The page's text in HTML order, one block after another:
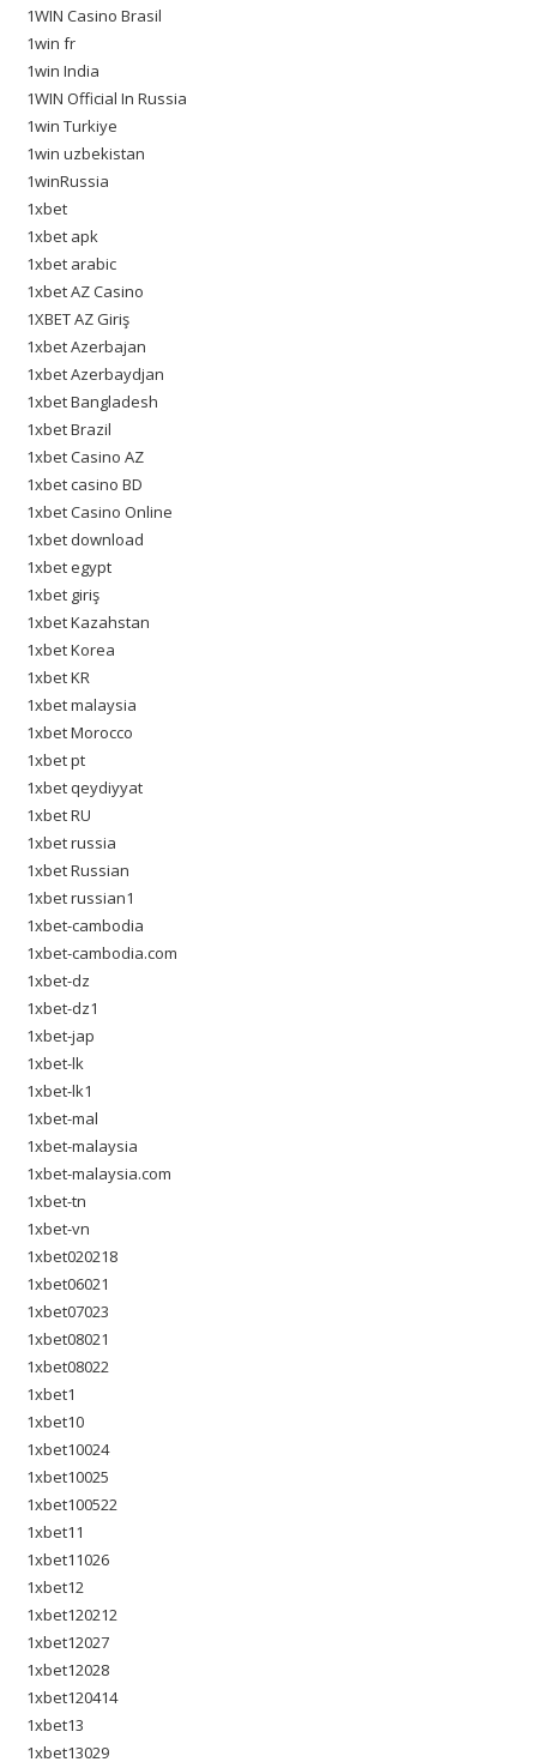
1WIN Casino Brasil
1win fr
1win India
1WIN Official In Russia
1win Turkiye
1win uzbekistan
1winRussia
1xbet
1xbet apk
1xbet arabic
1xbet AZ Casino
1XBET AZ Giriş
1xbet Azerbajan
1xbet Azerbaydjan
1xbet Bangladesh
1xbet Brazil
1xbet Casino AZ
1xbet casino BD
1xbet Casino Online
1xbet download
1xbet egypt
1xbet giriş
1xbet Kazahstan
1xbet Korea
1xbet KR
1xbet malaysia
1xbet Morocco
1xbet pt
1xbet qeydiyyat
1xbet RU
1xbet russia
1xbet Russian
1xbet russian1
1xbet-cambodia
1xbet-cambodia.com
1xbet-dz
1xbet-dz1
1xbet-jap
1xbet-lk
1xbet-lk1
1xbet-mal
1xbet-malaysia
1xbet-malaysia.com
1xbet-tn
1xbet-vn
1xbet020218
1xbet06021
1xbet07023
1xbet08021
1xbet08022
1xbet1
1xbet10
1xbet10024
1xbet10025
1xbet100522
1xbet11
1xbet11026
1xbet12
1xbet120212
1xbet12027
1xbet12028
1xbet120414
1xbet13
1xbet13029